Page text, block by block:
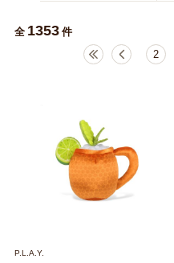
全 1353 件
2
P.L.A.Y.